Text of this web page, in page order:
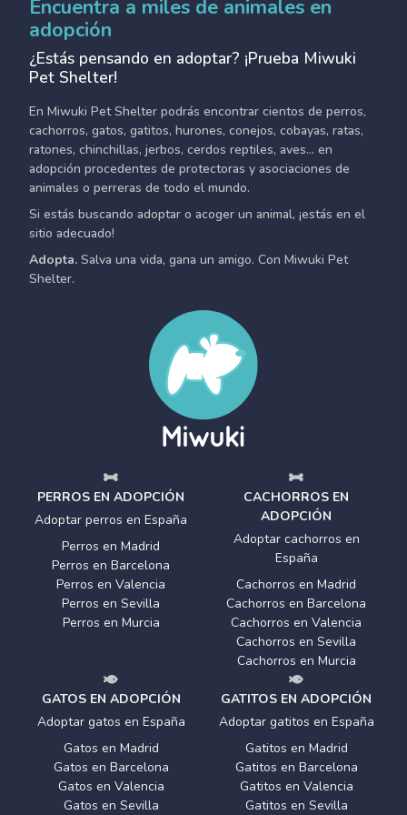
Encuentra a miles de animales en
adopción
¿Estás pensando en adoptar? ¡Prueba Miwuki
Pet Shelter!
En Miwuki Pet Shelter podrás encontrar cientos de perros,
cachorros, gatos, gatitos, hurones, conejos, cobayas, ratas,
ratones, chinchillas, jerbos, cerdos reptiles, aves... en
adopción procedentes de protectoras y asociaciones de
animales o perreras de todo el mundo.
Si estás buscando adoptar o acoger un animal, ¡estás en el
sitio adecuado!
Adopta. Salva una vida, gana un amigo. Con Miwuki Pet
Shelter.
PERROS EN ADOPCIÓN
Adoptar perros en España
Perros en Madrid
Perros en Barcelona
Perros en Valencia
Perros en Sevilla
Perros en Murcia
CACHORROS EN
ADOPCIÓN
Adoptar cachorros en
España
Cachorros en Madrid
Cachorros en Barcelona
Cachorros en Valencia
Cachorros en Sevilla
Cachorros en Murcia
GATOS EN ADOPCIÓN
Adoptar gatos en España
Gatos en Madrid
Gatos en Barcelona
Gatos en Valencia
Gatos en Sevilla
GATITOS EN ADOPCIÓN
Adoptar gatitos en España
Gatitos en Madrid
Gatitos en Barcelona
Gatitos en Valencia
Gatitos en Sevilla